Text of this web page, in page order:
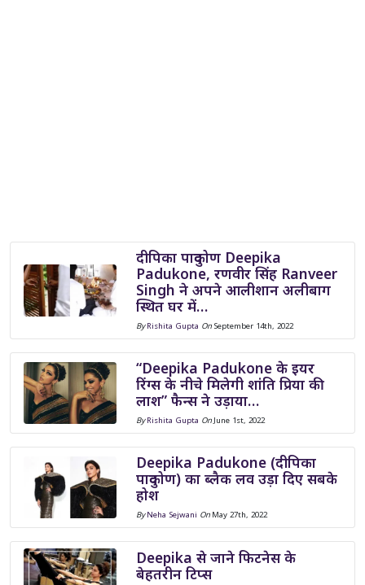
दीपिका पादुकोण Deepika
Padukone, रणवीर सिंह Ranveer
Singh ने अपने आलीशान अलीबाग
स्थित घर में…
ByRishita Gupta On September 14th, 2022
“Deepika Padukone के इयर
रिंग्स के नीचे मिलेगी शांति प्रिया की
लाश” फैन्स ने उड़ाया…
ByRishita Gupta On June 1st, 2022
Deepika Padukone (दीपिका
पादुकोण) का ब्लैक लव उड़ा दिए सबके
होश
ByNeha Sejwani On May 27th, 2022
Deepika से जाने फिटनेस के
बेहतरीन टिप्स